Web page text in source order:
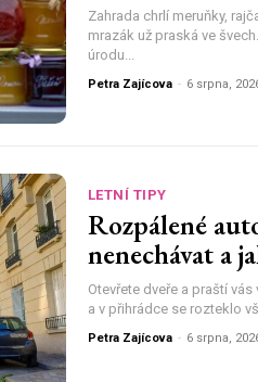
Zahrada chrlí meruňky,
mrazák už praská ve
úrodu...
Petra Zajícova - 6 srpna,
LETNÍ TIPY
Rozpálené
nenechávat a
Otevřete dveře a praští
a v přihrádce se rozteklo
Petra Zajícova - 6 srpna,